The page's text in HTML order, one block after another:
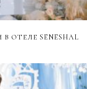
ОТЕЛЕ SENESHAL